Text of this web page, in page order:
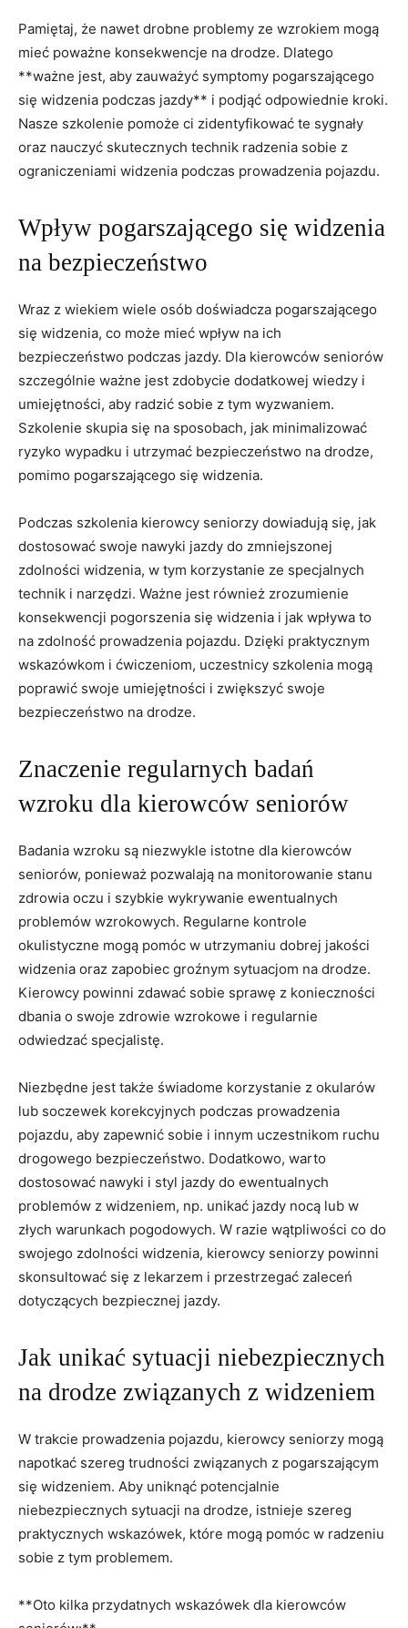
Pamiętaj, że ‍nawet drobne ⁣problemy‍ ze wzrokiem mogą​
mieć poważne konsekwencje ‌na⁣ drodze. Dlatego
**ważne​ jest, aby zauważyć symptomy pogarszającego
się widzenia⁤ podczas ⁤jazdy**‌ i podjąć odpowiednie​ kroki.
Nasze szkolenie pomoże ci zidentyfikować te sygnały
oraz ⁣nauczyć⁢ skutecznych technik radzenia sobie z
ograniczeniami⁣ widzenia ‌podczas prowadzenia pojazdu.
Wpływ pogarszającego się widzenia​
na bezpieczeństwo
Wraz z wiekiem wiele osób doświadcza pogarszającego
⁢się widzenia, co ​może mieć⁣ wpływ‌ na ich
bezpieczeństwo ⁤podczas jazdy. Dla ⁤kierowców ⁢seniorów
szczególnie⁢ ważne jest zdobycie dodatkowej wiedzy i
umiejętności, aby radzić sobie z tym wyzwaniem.
Szkolenie⁤ skupia się na sposobach, jak minimalizować
ryzyko wypadku ⁣i‍ utrzymać‍ bezpieczeństwo na drodze,
pomimo pogarszającego ⁣się widzenia.
Podczas szkolenia kierowcy⁤ seniorzy dowiadują się, jak
dostosować swoje nawyki⁤ jazdy ‍do‍ zmniejszonej
zdolności widzenia, w ​tym korzystanie ze ‌specjalnych
technik i ⁢narzędzi. ‌Ważne ⁣jest również‌ zrozumienie
konsekwencji pogorszenia się widzenia i jak wpływa to ​
na zdolność prowadzenia pojazdu. Dzięki praktycznym
wskazówkom i ‍ćwiczeniom, ‌uczestnicy ⁣szkolenia mogą‌
poprawić swoje​ umiejętności i zwiększyć swoje
bezpieczeństwo na ⁤drodze.
Znaczenie regularnych ‍badań
wzroku dla kierowców seniorów
Badania wzroku ‍są niezwykle ⁤istotne dla kierowców
seniorów, ponieważ pozwalają na monitorowanie stanu
zdrowia oczu i szybkie wykrywanie ewentualnych⁢
problemów wzrokowych.⁢ Regularne kontrole
okulistyczne mogą pomóc ‍w utrzymaniu dobrej jakości
widzenia oraz‌ zapobiec groźnym sytuacjom na drodze.
Kierowcy powinni zdawać sobie ⁣sprawę z konieczności
dbania o swoje zdrowie wzrokowe i⁢ regularnie
odwiedzać specjalistę.
Niezbędne jest także świadome korzystanie z​ okularów
lub​ soczewek korekcyjnych podczas prowadzenia⁢
pojazdu, ​aby zapewnić sobie⁤ i innym⁤ uczestnikom‌ ruchu
drogowego​ bezpieczeństwo.‍ Dodatkowo, warto
dostosować​ nawyki ⁣i ‌styl jazdy do ewentualnych​
problemów z widzeniem, np. unikać jazdy‍ nocą ⁢lub w‌
złych warunkach pogodowych.⁤ W ‌razie wątpliwości co do‌
swojego zdolności widzenia,​ kierowcy seniorzy powinni
skonsultować się z lekarzem ⁤i ⁤przestrzegać zaleceń
dotyczących bezpiecznej jazdy.
Jak unikać sytuacji niebezpiecznych
na drodze ​związanych z widzeniem
W trakcie‌ prowadzenia pojazdu, kierowcy seniorzy ​mogą​
napotkać szereg‍ trudności związanych z pogarszającym
się widzeniem. Aby uniknąć‍ potencjalnie
niebezpiecznych sytuacji na drodze,‌ istnieje ‍szereg
praktycznych wskazówek, które​ mogą pomóc w radzeniu
sobie z tym ⁢problemem. ​
**Oto kilka przydatnych‍ wskazówek dla kierowców